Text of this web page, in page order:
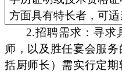
方面具有特长者，可适
2.招聘需求：寻求
师，以及胜任宴会服
括厨师长）需实行定